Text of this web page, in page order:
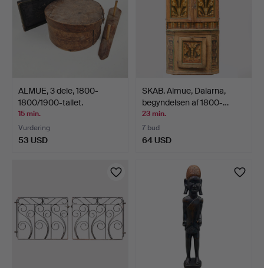
ALMUE, 3 dele, 1800-
1800/1900-tallet.
15 min.
Vurdering
53 USD
SKAB. Almue, Dalarna,
begyndelsen af 1800-…
23 min.
7 bud
64 USD